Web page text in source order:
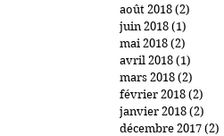
août 2018 (2)
juin 2018 (1)
mai 2018 (2)
avril 2018 (1)
mars 2018 (2)
février 2018 (2)
janvier 2018 (2)
décembre 2017 (2)